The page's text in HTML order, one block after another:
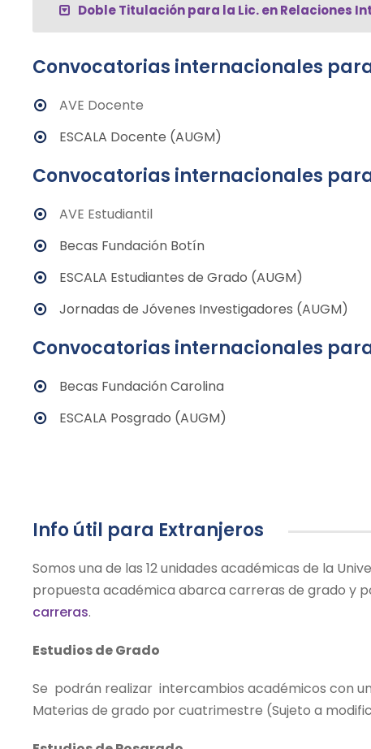
Doble Titulación para la Lic. en Relaciones
Convocatorias internacionales
AVE Docente
ESCALA Docente (AUGM)
Convocatorias internacionales
AVE Estudiantil
Becas Fundación Botín
ESCALA Estudiantes de Grado (AUGM)
Jornadas de Jóvenes Investigadores (AUGM)
Convocatorias internacionales
Becas Fundación Carolina
ESCALA Posgrado (AUGM)
Info útil para Extranjeros
Somos una de las 12 unidades académicas de la
propuesta académica abarca carreras de grado y
carreras.
Estudios de Grado
Se podrán realizar intercambios académicos con
Materias de grado por cuatrimestre (Sujeto a